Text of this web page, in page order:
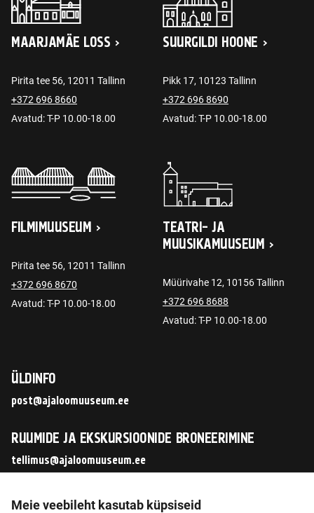
MAARJAMÄE LOSS
Pirita tee 56, 12011 Tallinn
+372 696 8660
Avatud: T-P 10.00-18.00
SUURGILDI HOONE
Pikk 17, 10123 Tallinn
+372 696 8690
Avatud: T-P 10.00-18.00
FILMIMUUSEUM
Pirita tee 56, 12011 Tallinn
+372 696 8670
Avatud: T-P 10.00-18.00
TEATRI- JA
MUUSIKAMUUSEUM
Müürivahe 12, 10156 Tallinn
+372 696 8688
Avatud: T-P 10.00-18.00
ÜLDINFO
post@ajaloomuuseum.ee
RUUMIDE JA EKSKURSIOONIDE BRONEERIMINE
tellimus@ajaloomuuseum.ee
JÄLGI MEID SOTSIAALMEEDIAS
Meie veebileht kasutab küpsiseid